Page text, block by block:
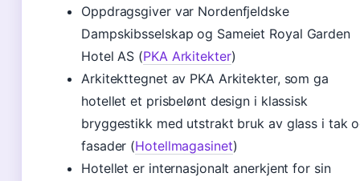
Oppdragsgiver var Nordenfjeldske
Dampskibsselskap og Sameiet Royal Garden
Hotel AS (PKA Arkitekter)
Arkitekttegnet av PKA Arkitekter, som ga
hotellet et prisbelønt design i klassisk
bryggestikk med utstrakt bruk av glass i tak
fasader (Hotellmagasinet)
Hotellet er internasjonalt anerkjent for sin